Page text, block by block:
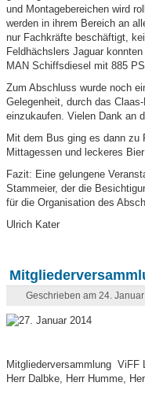
und Montagebereichen wird
werden in ihrem Bereich an
nur Fachkräfte beschäftigt,
Feldhächslers Jaguar
MAN Schiffsdiesel mit 885
Zum Abschluss wurde noch
Gelegenheit, durch das
einzukaufen. Vielen Dank an
Mit dem Bus ging es dann zu
Mittagessen und leckeres
Fazit: Eine gelungene
Stammeier, der die
für die Organisation des
Ulrich Kater
Geschrieben am 24.
Mitgliederversammlung ViFF
Herr Dalbke, Herr Humme,